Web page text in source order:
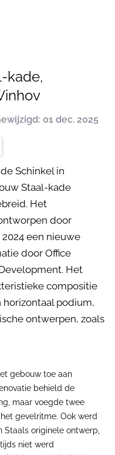
kade,
01 dec. 2025
Schinkel in
Staal-kade
Het
door
een nieuwe
door Office
Het
compositie
podium,
ontwerpen, zoals
gebouw toe aan
behield de
maar voegde twee
gevelritme. Ook werd
originele ontwerp,
niet werd